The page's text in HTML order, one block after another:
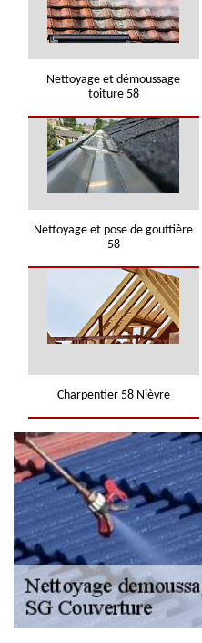
Nettoyage et démoussage
toiture 58
Nettoyage et pose de gouttière
58
Charpentier 58 Nièvre